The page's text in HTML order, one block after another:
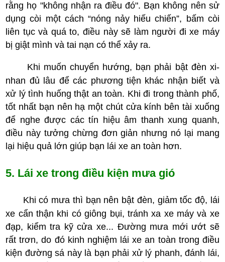
rằng họ "không nhận ra điều đó". Bạn không nên sử
dụng còi một cách “nóng nảy hiếu chiến”, bấm còi
liên tục và quá to, điều này sẽ làm người đi xe máy
bị giật mình và tai nạn có thể xảy ra.
Khi muốn chuyển hướng, bạn phải bật đèn xi-
nhan đủ lâu để các phương tiện khác nhận biết và
xử lý tình huống thật an toàn. Khi đi trong thành phố,
tốt nhất bạn nên hạ một chút cửa kính bên tài xuống
để nghe được các tín hiệu âm thanh xung quanh,
điều này tưởng chừng đơn giản nhưng nó lại mang
lại hiệu quả lớn giúp bạn lái xe an toàn hơn.
5. Lái xe trong điều kiện mưa gió
Khi có mưa thì bạn nên bật đèn, giảm tốc độ, lái
xe cẩn thận khi có giông bụi, tránh xa xe máy và xe
đạp, kiểm tra kỹ cửa xe... Đường mưa mới ướt sẽ
rất trơn, do đó kinh nghiệm lái xe an toàn trong điều
kiện đường sá này là bạn phải xử lý phanh, đánh lái,